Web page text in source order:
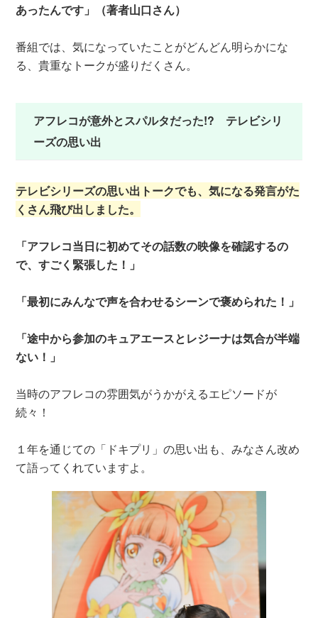
あったんです」（著者山口さん）
番組では、気になっていたことがどんどん明らかにな
る、貴重なトークが盛りだくさん。
アフレコが意外とスパルタだった!? テレビシリ
ーズの思い出
テレビシリーズの思い出トークでも、気になる発言がた
くさん飛び出しました。
「アフレコ当日に初めてその話数の映像を確認するの
で、すごく緊張した！」
「最初にみんなで声を合わせるシーンで褒められた！」
「途中から参加のキュアエースとレジーナは気合が半端
ない！」
当時のアフレコの雰囲気がうかがえるエピソードが
続々！
１年を通じての「ドキプリ」の思い出も、みなさん改め
て語ってくれていますよ。